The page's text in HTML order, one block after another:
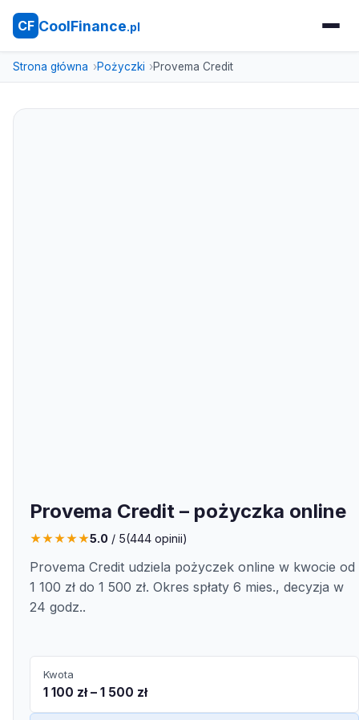
CF CoolFinance.pl
Strona główna Pożyczki Provema Credit
Provema Credit – pożyczka online
★★★★★5.0 / 5(444 opinii)
Provema Credit udziela pożyczek online w kwocie od
1 100 zł do 1 500 zł. Okres spłaty 6 mies., decyzja w
24 godz..
Kwota
1 100 zł – 1 500 zł